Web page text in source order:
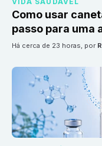
Como usar
passo para uma
há cerca de 23 horas, por